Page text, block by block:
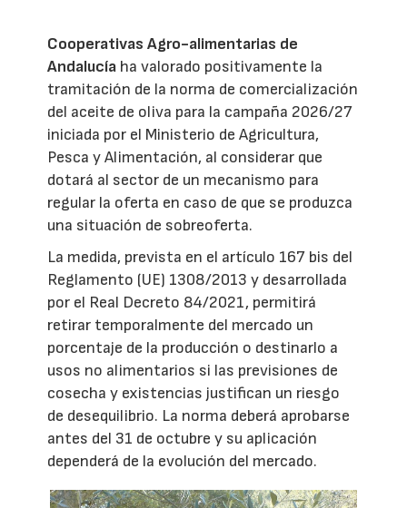
Cooperativas Agro-alimentarias de
Andalucía ha valorado positivamente la
tramitación de la norma de comercialización
del aceite de oliva para la campaña 2026/27
iniciada por el Ministerio de Agricultura,
Pesca y Alimentación, al considerar que
dotará al sector de un mecanismo para
regular la oferta en caso de que se produzca
una situación de sobreoferta.
La medida, prevista en el artículo 167 bis del
Reglamento (UE) 1308/2013 y desarrollada
por el Real Decreto 84/2021, permitirá
retirar temporalmente del mercado un
porcentaje de la producción o destinarlo a
usos no alimentarios si las previsiones de
cosecha y existencias justifican un riesgo
de desequilibrio. La norma deberá aprobarse
antes del 31 de octubre y su aplicación
dependerá de la evolución del mercado.